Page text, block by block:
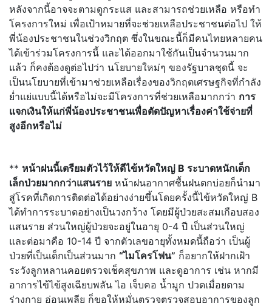
หลังจากนี้อาจจะตามดูกระแส และสามารถช่วยเหลือ หรือทำ
โครงการใหม่ เพื่อเป้าหมายที่จะช่วยเหลือประชาชนต่อไป ให้
พี่น้องประชาชนในช่วงวิกฤต ซึ่งในขณะนี้ก็มีคนไทยหลายคน
ได้เข้าร่วมโครงการนี้ และได้ออกมาใช้กันเป็นจำนวนมาก
แล้ว ก็คงต้องดูต่อไปว่า นโยบายใหม่ๆ ของรัฐบาลชุดนี้ จะ
เป็นนโยบายที่เข้ามาช่วยเหลือเรื่องของวิกฤตเศรษฐกิจที่กำลัง
ย่ำแย่แบบนี้ได้หรือไม่จะมีโครงการที่ช่วยเหลือมากกว่า การ
แจกเงินให้แก่พี่น้องประชาชนเพื่อตัดปัญหาเรื่องค่าใช้จ่ายที่
สูงอีกหรือไม่
** หน้าฝนนี้เตรียมตัวไว้ให้ดีไข้หวัดใหญ่ B ระบาดหนักเด็ก
เล็กป่วยมากกว่าแสนราย หน้าฝนอากาศชื้นฝนตกบ่อยก็นำมา
สู่โรคที่เกิดการติดต่อได้อย่างง่ายขึ้นโดยครั้งนี้ไข้หวัดใหญ่ B
ได้ทำการระบาดอย่างเป็นวงกว้าง โดยมีผู้ป่วยสะสมเกือบสอง
แสนราย ส่วนใหญ่ผู้ป่วยจะอยู่ในอายุ 0-4 ปี เป็นส่วนใหญ่
และต่อมาคือ 10-14 ปี จากตัวเลขอายุทั้งหมดนี้ถือว่า เป็นผู้
ป่วยที่เป็นเด็กเป็นส่วนมาก “ไมโครโฟน” ก็อยากให้ฝากเฝ้า
ระวังลูกหลานคอยตรวจเช็คสุขภาพ และดูอาการ เช่น หากมี
อาการไข้ไข้สูงเฉียบพลัน ไอ เจ็บคอ น้ำมูก ปวดเมื่อยตาม
ร่างกาย อ่อนเพลีย ก็ขอให้หมั่นตรวจตรวจสอบอาการของลูก